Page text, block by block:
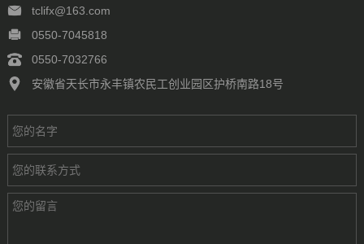
tclifx@163.com
0550-7045818
0550-7032766
安徽省天长市永丰镇农民工创业园区护桥南路18号